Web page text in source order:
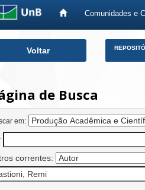
Comunidades e
Voltar
de Busca
em:
correntes: